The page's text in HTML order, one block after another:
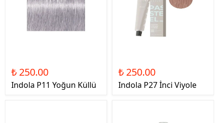
₺ 250.00
Indola P11 Yoğun Küllü
₺ 250.00
Indola P27 İnci Viyole